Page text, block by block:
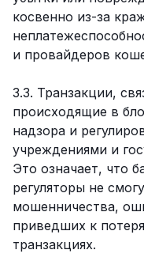
косвенно из-за
и провайдеров
3.3. Транзакции,
происходящие в
надзора и
учреждениями и
Это означает, что
регуляторы не
мошенничества,
приведших к
транзакциях.